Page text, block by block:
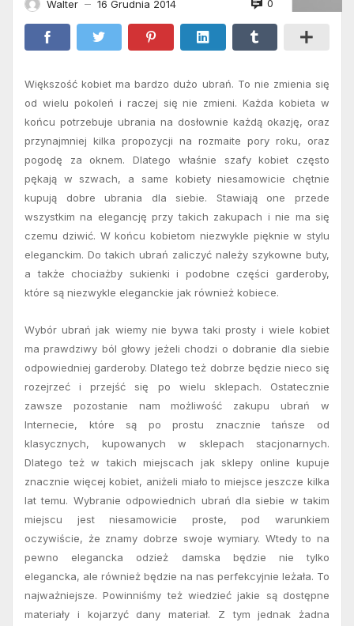
Walter — 16 Grudnia 2014 0
Większość kobiet ma bardzo dużo ubrań. To nie zmienia się
od wielu pokoleń i raczej się nie zmieni. Każda kobieta w
końcu potrzebuje ubrania na dosłownie każdą okazję, oraz
przynajmniej kilka propozycji na rozmaite pory roku, oraz
pogodę za oknem. Dlatego właśnie szafy kobiet często
pękają w szwach, a same kobiety niesamowicie chętnie
kupują dobre ubrania dla siebie. Stawiają one przede
wszystkim na elegancję przy takich zakupach i nie ma się
czemu dziwić. W końcu kobietom niezwykle pięknie w stylu
eleganckim. Do takich ubrań zaliczyć należy szykowne buty,
a także chociażby sukienki i podobne części garderoby,
które są niezwykle eleganckie jak również kobiece.
Wybór ubrań jak wiemy nie bywa taki prosty i wiele kobiet
ma prawdziwy ból głowy jeżeli chodzi o dobranie dla siebie
odpowiedniej garderoby. Dlatego też dobrze będzie nieco się
rozejrzeć i przejść się po wielu sklepach. Ostatecznie
zawsze pozostanie nam możliwość zakupu ubrań w
Internecie, które są po prostu znacznie tańsze od
klasycznych, kupowanych w sklepach stacjonarnych.
Dlatego też w takich miejscach jak sklepy online kupuje
znacznie więcej kobiet, aniżeli miało to miejsce jeszcze kilka
lat temu. Wybranie odpowiednich ubrań dla siebie w takim
miejscu jest niesamowicie proste, pod warunkiem
oczywiście, że znamy dobrze swoje wymiary. Wtedy to na
pewno elegancka odzież damska będzie nie tylko
elegancka, ale również będzie na nas perfekcyjnie leżała. To
najważniejsze. Powinniśmy też wiedzieć jakie są dostępne
materiały i kojarzyć dany materiał. Z tym jednak żadna